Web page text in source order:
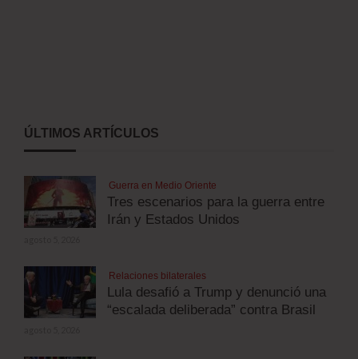
ÚLTIMOS ARTÍCULOS
Guerra en Medio Oriente
Tres escenarios para la guerra entre
Irán y Estados Unidos
Relaciones bilaterales
Lula desafió a Trump y denunció una
“escalada deliberada” contra Brasil